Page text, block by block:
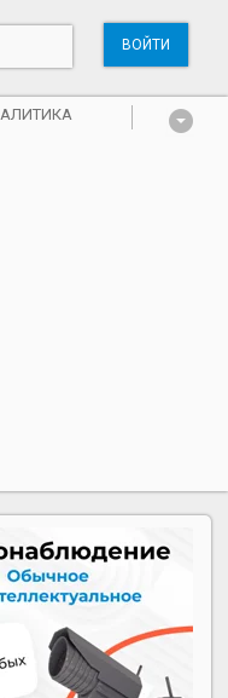
ВОЙТИ